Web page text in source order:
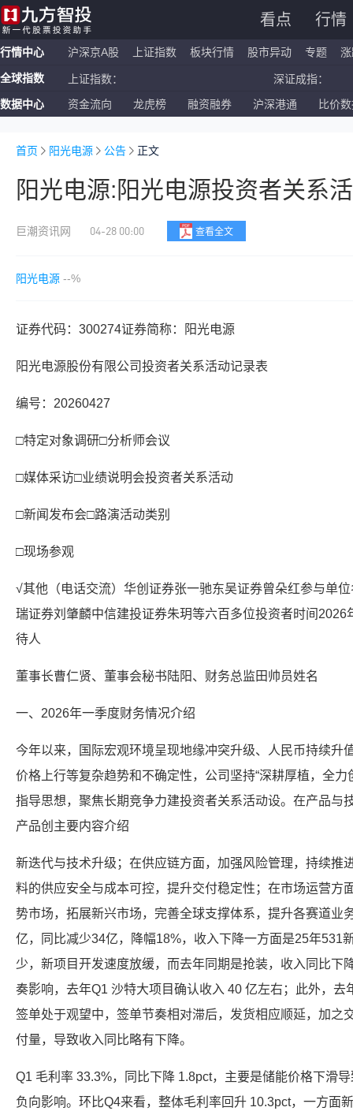
看点 行情
行情中心 沪深京A股 上证指数 板块行情 股市异动 专题
全球指数 上证指数： 深证成指：
恒生指数： 国企指数：
数据中心 资金流向 龙虎榜 融资融券 沪深港通 比价
首页 阳光电源 公告 正文
阳光电源:阳光电源投资者关系
巨潮资讯网 04-28 00:00 查看全文
阳光电源 --%
证券代码：300274证券简称：阳光电源
阳光电源股份有限公司投资者关系活动记录表
编号：20260427
□特定对象调研□分析师会议
□媒体采访□业绩说明会投资者关系活动
□新闻发布会□路演活动类别
□现场参观
√其他（电话交流）华创证券张一驰东吴证券曾朵红参与单
瑞证券刘肇麟中信建投证券朱玥等六百多位投资者时间
待人
董事长曹仁贤、董事会秘书陆阳、财务总监田帅员姓名
一、2026年一季度财务情况介绍
今年以来，国际宏观环境呈现地缘冲突升级、人民币持续升
价格上行等复杂趋势和不确定性，公司坚持“深耕厚植，全
指导思想，聚焦长期竞争力建投资者关系活动设。在产品与
产品创主要内容介绍
新迭代与技术升级；在供应链方面，加强风险管理，持续推
料的供应安全与成本可控，提升交付稳定性；在市场运营方
势市场，拓展新兴市场，完善全球支撑体系，提升各赛道业
亿，同比减少34亿，降幅18%，收入下降一方面是25年531
少，新项目开发速度放缓，而去年同期是抢装，收入同比下
奏影响，去年Q1 沙特大项目确认收入 40 亿左右；此外，
签单处于观望中，签单节奏相对滞后，发货相应顺延，加之
付量，导致收入同比略有下降。
Q1 毛利率 33.3%，同比下降 1.8pct，主要是储能价格下滑
负向影响。环比Q4来看，整体毛利率回升 10.3pct，一方面